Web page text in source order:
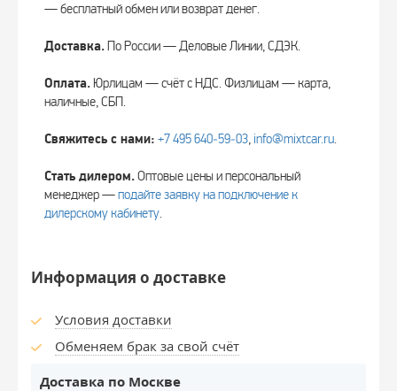
— бесплатный обмен или возврат денег.
Доставка.По России — Деловые Линии, СДЭК.
Оплата. Юрлицам — счёт с НДС. Физлицам — карта,
наличные, СБП.
Свяжитесь с нами: +7 495 640‑59‑03, info@mixtcar.ru.
Стать дилером.Оптовые цены и персональный
менеджер —подайте заявку на подключение к
дилерскому кабинету.
Информация о доставке
Условия доставки
Обменяем брак за свой счёт
Доставка по Москве